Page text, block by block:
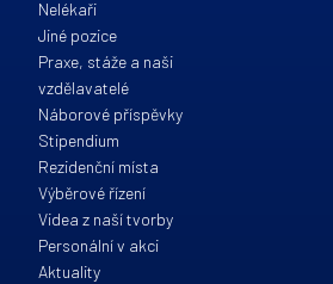
Nelékaři
Jiné pozice
Praxe, stáže a naši
vzdělavatelé
Náborové příspěvky
Stipendium
Rezidenční místa
Výběrové řízení
Videa z naší tvorby
Personální v akci
Aktuality